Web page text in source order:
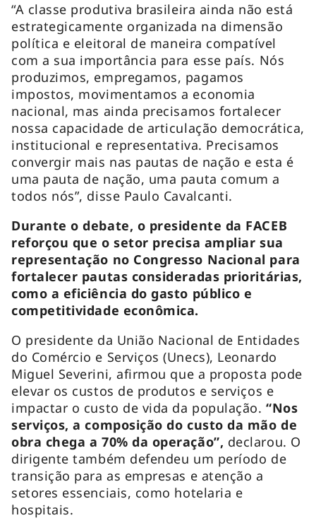
“A classe produtiva brasileira ainda não está
estrategicamente organizada na dimensão
política e eleitoral de maneira compatível
com a sua importância para esse país. Nós
produzimos, empregamos, pagamos
impostos, movimentamos a economia
nacional, mas ainda precisamos fortalecer
nossa capacidade de articulação democrática,
institucional e representativa. Precisamos
convergir mais nas pautas de nação e esta é
uma pauta de nação, uma pauta comum a
todos nós”, disse Paulo Cavalcanti.
Durante o debate, o presidente da FACEB
reforçou que o setor precisa ampliar sua
representação no Congresso Nacional para
fortalecer pautas consideradas prioritárias,
como a eficiência do gasto público e
competitividade econômica.
O presidente da União Nacional de Entidades
do Comércio e Serviços (Unecs), Leonardo
Miguel Severini, afirmou que a proposta pode
elevar os custos de produtos e serviços e
impactar o custo de vida da população. “Nos
serviços, a composição do custo da mão de
obra chega a 70% da operação”, declarou. O
dirigente também defendeu um período de
transição para as empresas e atenção a
setores essenciais, como hotelaria e
hospitais.